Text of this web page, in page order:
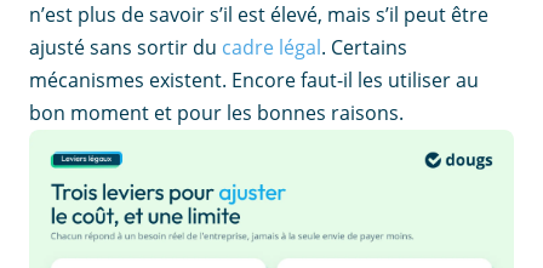
n’est plus de savoir s’il est élevé, mais s’il peut être
ajusté sans sortir du cadre légal. Certains
mécanismes existent. Encore faut-il les utiliser au
bon moment et pour les bonnes raisons.